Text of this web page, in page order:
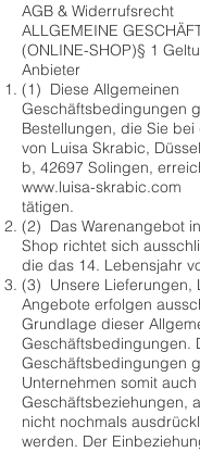
AGB & Widerrufsrecht
ALLGEMEINE
(ONLINE-SHOP)§ 1
Anbieter
(1) Diese Allgemeinen
Geschäftsbedingungen
Bestellungen, die Sie
von Luisa Skrabic,
b, 42697 Solingen,
www.luisa-skrabic.com
tätigen.
(2) Das Warenangebot
Shop richtet sich
die das 14. Lebensjahr
(3) Unsere Lieferungen,
Angebote erfolgen
Grundlage dieser
Geschäftsbedingungen.
Geschäftsbedingungen
Unternehmen somit
Geschäftsbeziehungen,
nicht nochmals
werden. Der